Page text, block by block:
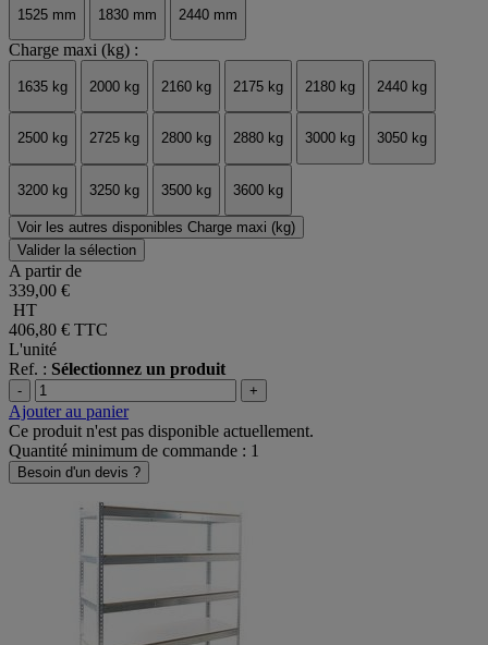
1525 mm 1830 mm 2440 mm
Charge maxi (kg) :
1635 kg 2000 kg 2160 kg 2175 kg 2180 kg 2440 kg
2500 kg 2725 kg 2800 kg 2880 kg 3000 kg 3050 kg
3200 kg 3250 kg 3500 kg 3600 kg
Voir les autres disponibles Charge maxi (kg)
Valider la sélection
A partir de
339,00 €
HT
406,80 € TTC
L'unité
Ref. : Sélectionnez un produit
- +
Ajouter au panier
Ce produit n'est pas disponible actuellement.
Quantité minimum de commande : 1
Besoin d'un devis ?